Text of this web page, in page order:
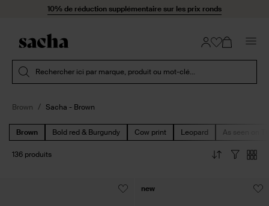
Passer au contenu10% de réduction supplémentaire sur les prix ronds
Rechercher ici par marque, produit ou mot-clé...
Brown Sacha - Brown
Brown Bold red & Burgundy Cow print Leopard As seen on
136 produits
new